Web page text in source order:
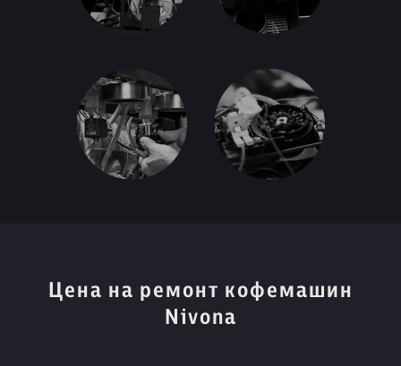
Цена на ремонт кофемашин
Nivona